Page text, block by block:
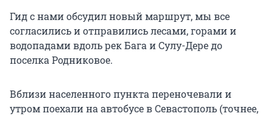
Гид с нами обсудил новый маршрут, мы все
согласились и отправились лесами, горами и
водопадами вдоль рек Бага и Сулу-Дере до
поселка Родниковое.
Вблизи населенного пункта переночевали и
утром поехали на автобусе в Севастополь (точнее,